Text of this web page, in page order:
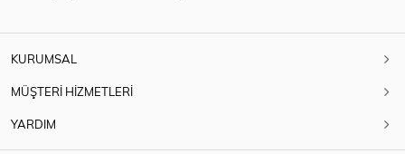
KURUMSAL
MÜŞTERİ HİZMETLERİ
YARDIM